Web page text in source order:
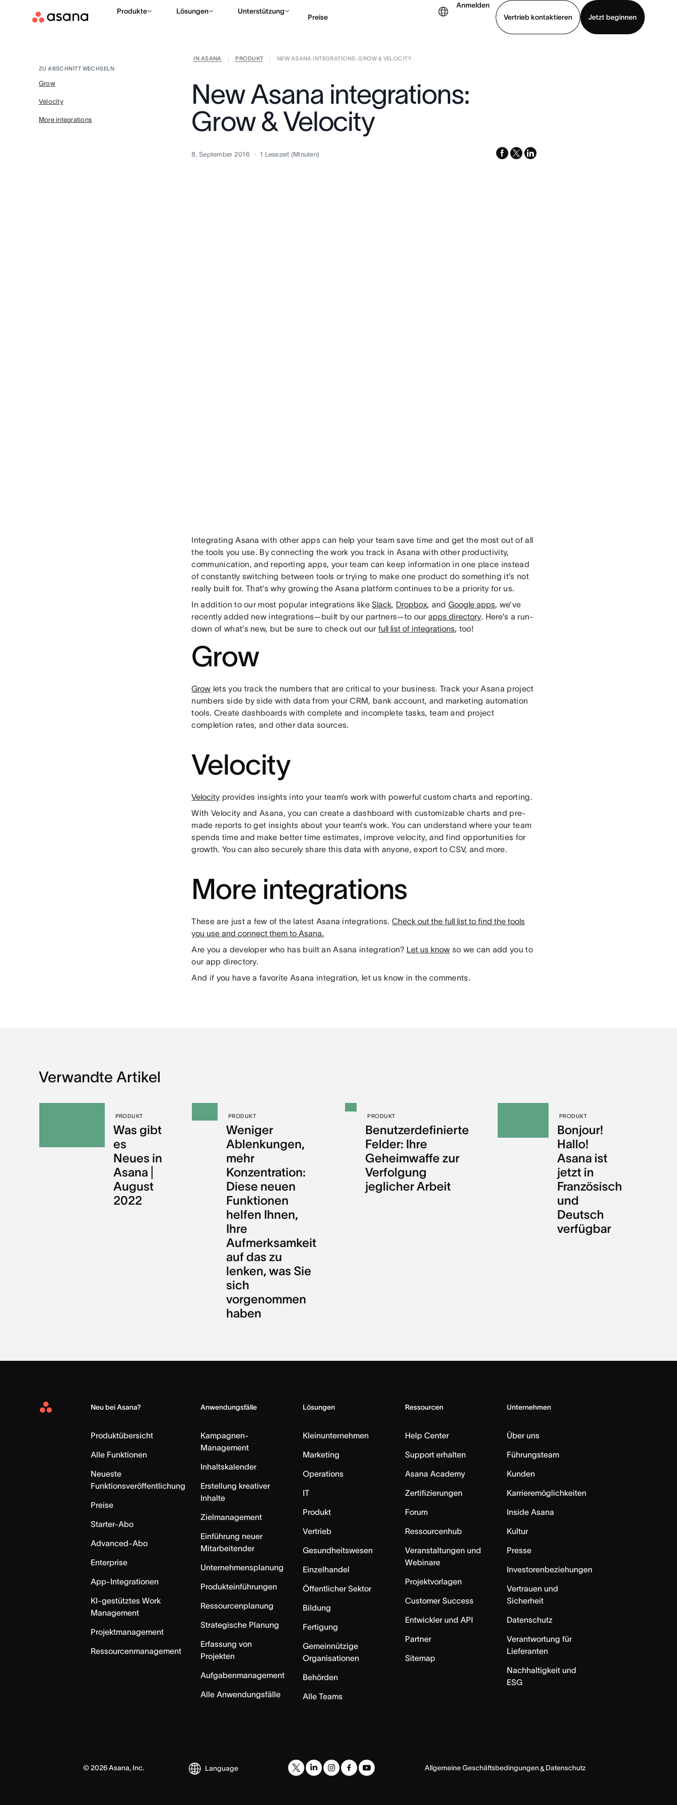
Produkte Lösungen Unterstützung
Preise
Anmelden
Vertrieb kontaktieren
Jetzt beginnen
Vertrieb kontaktieren
IN ASANA PRODUKT
NEW ASANA INTEGRATIONS: GROW & VELOCITY
ZU ABSCHNITT WECHSELN
Grow
Velocity
More integrations
New Asana integrations:
Grow & Velocity
8. September 2016 1 Lesezeit (Minuten) facebook
x-
linkedin
Integrating Asana with other apps can help your team save time and get the most out of all
the tools you use. By connecting the work you track in Asana with other productivity,
communication, and reporting apps, your team can keep information in one place instead
of constantly switching between tools or trying to make one product do something it’s not
really built for. That’s why growing the Asana platform continues to be a priority for us.
In addition to our most popular integrations likeSlack, Dropbox, and Google apps, we’ve
recently added new integrations—built by our partners—to our apps directory. Here’s a run-
down of what’s new, but be sure to check out ourfull list of integrations, too!
Grow
Grow lets you track the numbers that are critical to your business. Track your Asana project
numbers side by side with data from your CRM, bank account, and marketing automation
tools. Create dashboards with complete and incomplete tasks, team and project
completion rates, and other data sources.
Velocity
Velocity provides insights into your team’s work with powerful custom charts and reporting.
With Velocity and Asana, you can create a dashboard with customizable charts and pre-
made reports to get insights about your team’s work. You can understand where your team
spends time and make better time estimates, improve velocity, and find opportunities for
growth. You can also securely share this data with anyone, export to CSV, and more.
More integrations
These are just a few of the latest Asana integrations. Check out the full list to find the tools
you use and connect them to Asana.
Are you a developer who has built an Asana integration? Let us know so we can add you to
our app directory.
And if you have a favorite Asana integration, let us know in the comments.
Verwandte Artikel
PRODUKT
Was gibt
es
Neues in
Asana |
August
2022
PRODUKT
Weniger
Ablenkungen,
mehr
Konzentration:
Diese neuen
Funktionen
helfen Ihnen,
Ihre
Aufmerksamkeit
auf das zu
lenken, was Sie
sich
vorgenommen
haben
PRODUKT
Benutzerdefinierte
Felder: Ihre
Geheimwaffe zur
Verfolgung
jeglicher Arbeit
PRODUKT
Bonjour!
Hallo!
Asana ist
jetzt in
Französisch
und
Deutsch
verfügbar
Asana
Neu bei Asana?
Produktübersicht
Alle Funktionen
Neueste
Funktionsveröffentlichung
Preise
Starter-Abo
Advanced-Abo
Enterprise
App-Integrationen
KI-gestütztes Work
Management
Projektmanagement
Ressourcenmanagement
Anwendungsfälle
Kampagnen-
Management
Inhaltskalender
Erstellung kreativer
Inhalte
Zielmanagement
Einführung neuer
Mitarbeitender
Unternehmensplanung
Produkteinführungen
Ressourcenplanung
Strategische Planung
Erfassung von
Projekten
Aufgabenmanagement
Alle Anwendungsfälle
Lösungen
Kleinunternehmen
Marketing
Operations
IT
Produkt
Vertrieb
Gesundheitswesen
Einzelhandel
Öffentlicher Sektor
Bildung
Fertigung
Gemeinnützige
Organisationen
Behörden
Alle Teams
Ressourcen
Help Center
Support erhalten
Asana Academy
Zertifizierungen
Forum
Ressourcenhub
Veranstaltungen und
Webinare
Projektvorlagen
Customer Success
Entwickler und API
Partner
Sitemap
Unternehmen
Über uns
Führungsteam
Kunden
Karrieremöglichkeiten
Inside Asana
Kultur
Presse
Investorenbeziehungen
Vertrauen und
Sicherheit
Datenschutz
Verantwortung für
Lieferanten
Nachhaltigkeit und
ESG
©2026Asana, Inc. Language Allgemeine Geschäftsbedingungen& Datenschutz